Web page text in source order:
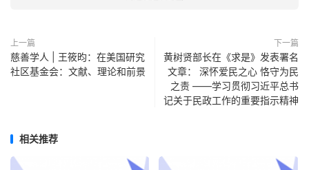
上一篇
慈善学人 | 王筱昀：在美国研究
社区基金会：文献、理论和前景
下一篇
黄树贤部长在《求是》发表署名
文章： 深怀爱民之心 恪守为民
之责 ——学习贯彻习近平总书
记关于民政工作的重要指示精神
相关推荐